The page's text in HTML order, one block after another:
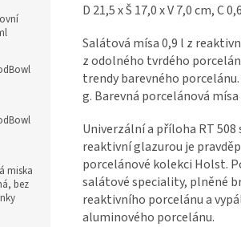
miska
bez
D 21,5 x Š 17,0 x V 7,0 cm, C
Salátová mísa 0,9 l z
z odolného tvrdého
trendy barevného
g. Barevná porcelánová
Univerzální a příloha RT
reaktivní glazurou je
porcelánové kolekci Holst.
salátové speciality, plněné
reaktivního porcelánu a
aluminového porcelánu.